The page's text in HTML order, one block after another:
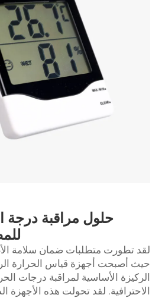
حلول مراقبة درجة
لقد تطورت متطلبات ضمان سلامة
حيث أصبحت أجهزة قياس الحرارة
الركيزة الأساسية لمراقبة درجات
الاحترافية. لقد تحولت هذه الأجهزة